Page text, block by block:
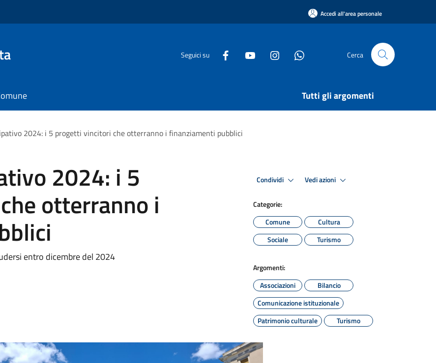
Accedi all'area personale
Seguici su Cerca
Tutti gli argomenti
2024: i 5 progetti vincitori che otterranno i finanziamenti pubblici
2024: i 5
otterranno i
entro dicembre del 2024
Condividi Vedi azioni
Categorie:
Comune
Cultura
Sociale
Turismo
Argomenti:
Associazioni
Bilancio
Comunicazione istituzionale
Patrimonio culturale
Turismo